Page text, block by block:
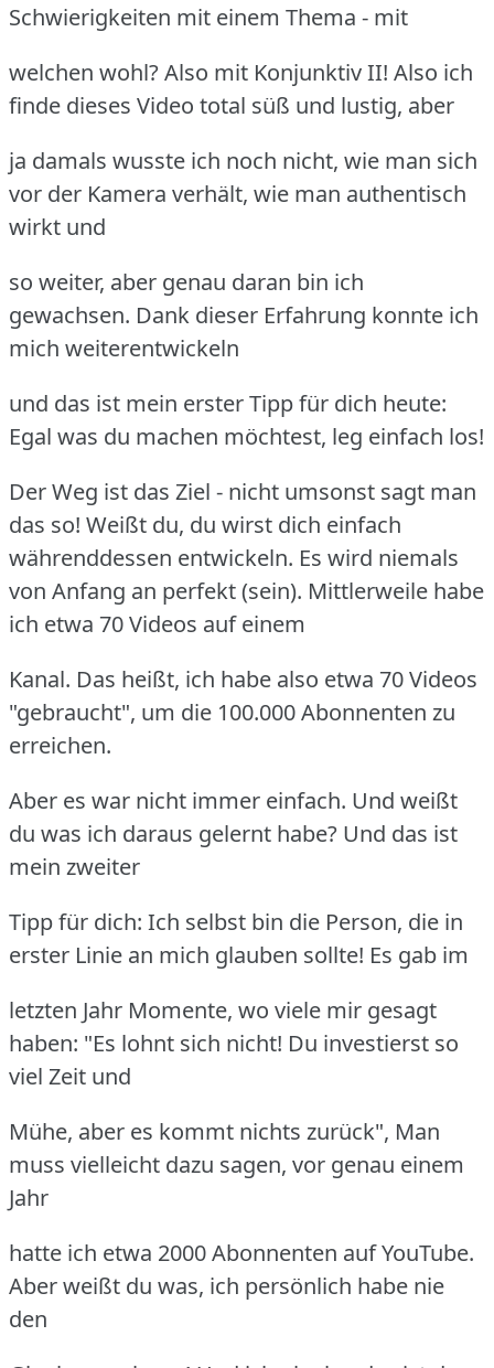
Schwierigkeiten mit einem Thema - mit
welchen wohl? Also mit Konjunktiv II! Also ich
finde dieses Video total süß und lustig, aber
ja damals wusste ich noch nicht, wie man sich
vor der Kamera verhält, wie man authentisch
wirkt und
so weiter, aber genau daran bin ich
gewachsen. Dank dieser Erfahrung konnte ich
mich weiterentwickeln
und das ist mein erster Tipp für dich heute:
Egal was du machen möchtest, leg einfach los!
Der Weg ist das Ziel - nicht umsonst sagt man
das so! Weißt du, du wirst dich einfach
währenddessen entwickeln. Es wird niemals
von Anfang an perfekt (sein). Mittlerweile habe
ich etwa 70 Videos auf einem
Kanal. Das heißt, ich habe also etwa 70 Videos
"gebraucht", um die 100.000 Abonnenten zu
erreichen.
Aber es war nicht immer einfach. Und weißt
du was ich daraus gelernt habe? Und das ist
mein zweiter
Tipp für dich: Ich selbst bin die Person, die in
erster Linie an mich glauben sollte! Es gab im
letzten Jahr Momente, wo viele mir gesagt
haben: "Es lohnt sich nicht! Du investierst so
viel Zeit und
Mühe, aber es kommt nichts zurück", Man
muss vielleicht dazu sagen, vor genau einem
Jahr
hatte ich etwa 2000 Abonnenten auf YouTube.
Aber weißt du was, ich persönlich habe nie
den